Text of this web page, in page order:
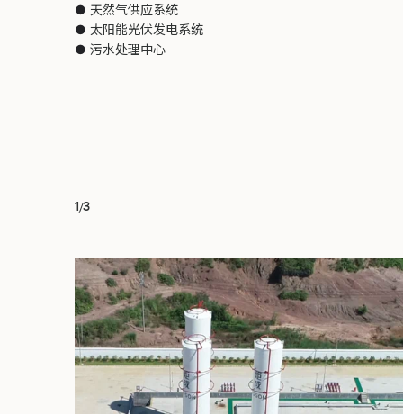
● 天然气供应系统
●太阳能光伏发电系统
●污水处理中心
1/3